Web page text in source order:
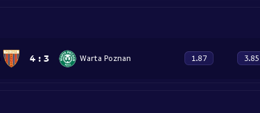
4 : 3 Warta Poznan 1.87 3.85